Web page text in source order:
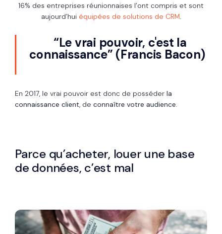
16% des entreprises réunionnaises l’ont compris et sont
aujourd’hui équipées de solutions de CRM.
“Le vrai pouvoir, c'est la
connaissance” (Francis Bacon)
En 2017, le vrai pouvoir est donc de posséder la
connaissance client, de connaître votre audience.
Parce qu’acheter, louer une base
de données, c’est mal